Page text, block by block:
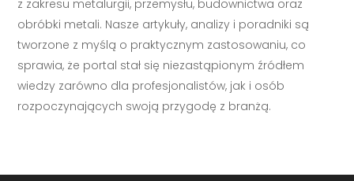
z zakresu metalurgii, przemysłu, budownictwa oraz
obróbki metali. Nasze artykuły, analizy i poradniki są
tworzone z myślą o praktycznym zastosowaniu, co
sprawia, że portal stał się niezastąpionym źródłem
wiedzy zarówno dla profesjonalistów, jak i osób
rozpoczynających swoją przygodę z branżą.